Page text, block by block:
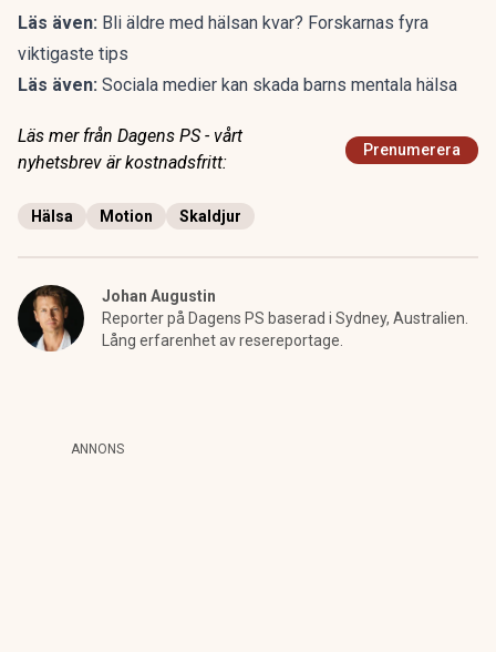
Läs även: Bli äldre med hälsan kvar? Forskarnas fyra
viktigaste tips
Läs även: Sociala medier kan skada barns mentala hälsa
Läs mer från Dagens PS - vårt
nyhetsbrev är kostnadsfritt:
Prenumerera
Hälsa Motion Skaldjur
Johan Augustin
Reporter på Dagens PS baserad i Sydney, Australien.
Lång erfarenhet av resereportage.
ANNONS